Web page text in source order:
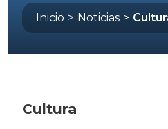
Inicio > Noticias >
Cultura